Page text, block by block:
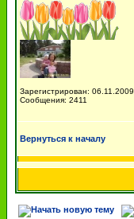
Зарегистрирован: 06.11.2009
Сообщения: 2411
Вернуться к началу